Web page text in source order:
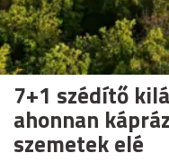
7+1 szédítő
ahonnan
szemetek elé